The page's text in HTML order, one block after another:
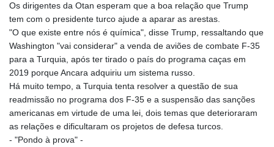
IQD 1514.05302
IRR
1589294.076063
ISK 142.216689
JEP 0.857011
JMD 183.540672
JOD 0.819128
JPY 183.187355
KES 149.507516
KGS 101.038588
Os dirigentes da Otan esperam que a boa relação que Trump
tem com o presidente turco ajude a aparar as arestas.
"O que existe entre nós é química", disse Trump, ressaltando que
Washington "vai considerar" a venda de aviões de combate F-35
para a Turquia, após ter tirado o país do programa caças em
2019 porque Ancara adquiriu um sistema russo.
Há muito tempo, a Turquia tenta resolver a questão de sua
readmissão no programa dos F-35 e a suspensão das sanções
americanas em virtude de uma lei, dois temas que deterioraram
as relações e dificultaram os projetos de defesa turcos.
- "Pondo à prova" -